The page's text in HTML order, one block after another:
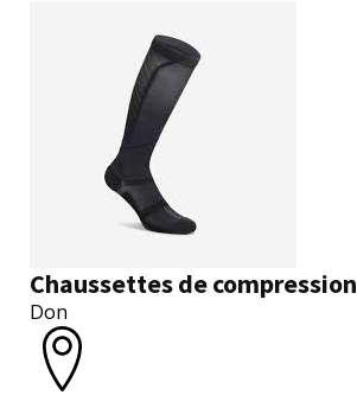
Chaussettes de compression
Don